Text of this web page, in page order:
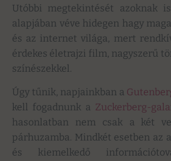
Utóbbi megtekintését azoknak
alapjában véve hidegen hagy
és az internet világa, mert
érdekes életrajzi film, nagyszerű
színészekkel.
Úgy tűnik, napjainkban a
kell fogadnunk a Zuckerberg-
hasonlatban nem csak a két
párhuzamba. Mindkét esetben az
és kiemelkedő